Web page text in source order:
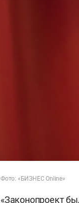
Фото: «БИЗНЕС Online»
«Законопроект